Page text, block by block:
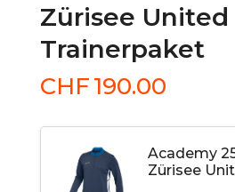
Zürisee United
Trainerpaket
CHF190.00
Academy
Zürisee